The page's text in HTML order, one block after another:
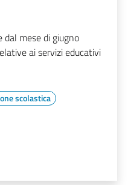
dal mese di giugno
ai servizi educativi
scolastica